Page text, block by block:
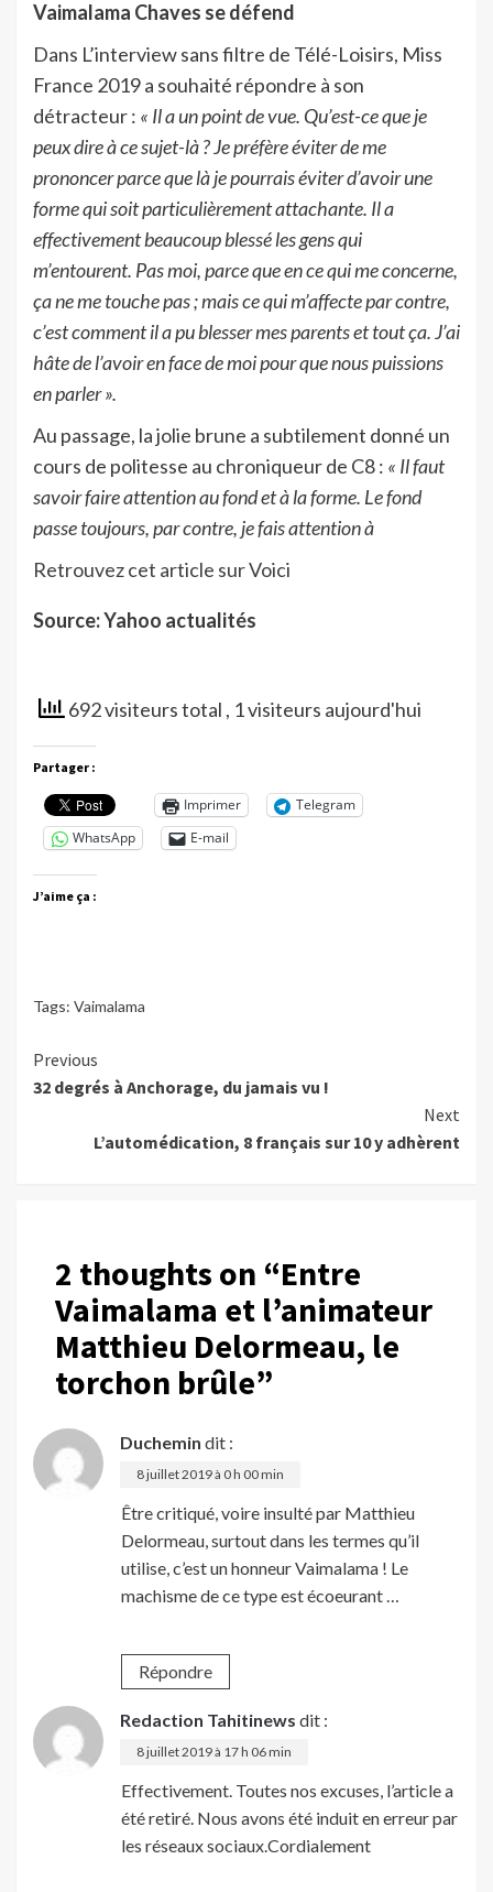
Vaimalama Chaves se défend
Dans L’interview sans filtre de Télé-Loisirs, Miss
France 2019 a souhaité répondre à son
détracteur : « Il a un point de vue. Qu’est-ce que je
peux dire à ce sujet-là ? Je préfère éviter de me
prononcer parce que là je pourrais éviter d’avoir une
forme qui soit particulièrement attachante. Il a
effectivement beaucoup blessé les gens qui
m’entourent. Pas moi, parce que en ce qui me concerne,
ça ne me touche pas ; mais ce qui m’affecte par contre,
c’est comment il a pu blesser mes parents et tout ça. J’ai
hâte de l’avoir en face de moi pour que nous puissions
en parler ».
Au passage, la jolie brune a subtilement donné un
cours de politesse au chroniqueur de C8 : « Il faut
savoir faire attention au fond et à la forme. Le fond
passe toujours, par contre, je fais attention à
Retrouvez cet article sur Voici
Source: Yahoo actualités
692 visiteurs total , 1 visiteurs aujourd'hui
Partager :
Imprimer
Telegram
WhatsApp
E-mail
J’aime ça :
Tags: Vaimalama
Continue
Reading
Previous
32 degrés à Anchorage, du jamais vu !
Next
L’automédication, 8 français sur 10 y adhèrent
2 thoughts on “Entre
Vaimalama et l’animateur
Matthieu Delormeau, le
torchon brûle”
Duchemin dit :
8 juillet 2019 à 0 h 00 min
Être critiqué, voire insulté par Matthieu
Delormeau, surtout dans les termes qu’il
utilise, c’est un honneur Vaimalama ! Le
machisme de ce type est écoeurant …
Répondre
Redaction Tahitinews dit :
8 juillet 2019 à 17 h 06 min
Effectivement. Toutes nos excuses, l’article a
été retiré. Nous avons été induit en erreur par
les réseaux sociaux.Cordialement